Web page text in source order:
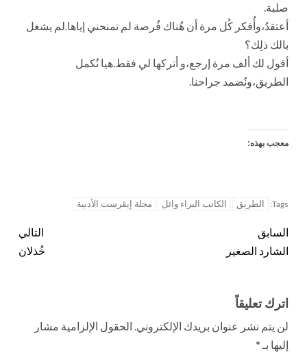
صلبة.
أعتقدُ،وأُفكر كُل مرة أن هُناك فُرصة لم تمنحني إياها.لم يشغل
بالك ذلِك؟
أقول لك ألف مرة إرجع،و أتركها لي فقط.هيا نُكمل
الطريق،ونُضمد جراحنا.
معجب بهذه:
Tags: الطريق الكاتب البراء وائل مجلة إيڤرست الأدبية
السابق
الشارد الصغير
التالي
خُذلان
اترك تعليقاً
لن يتم نشر عنوان بريدك الإلكتروني. الحقول الإلزامية مشار
إليها بـ *